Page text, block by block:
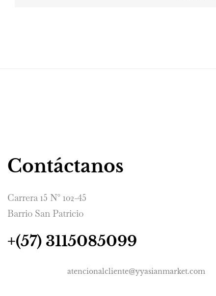
Contáctanos
Carrera 15 N° 102-45
Barrio San Patricio
+(57) 3115085099
atencionalcliente@yyasianmarket.com